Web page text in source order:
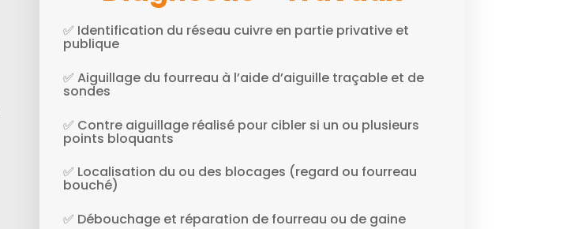
✅ Identification du réseau cuivre en partie privative et
publique
✅ Aiguillage du fourreau à l’aide d’aiguille traçable et de
sondes
✅ Contre aiguillage réalisé pour cibler si un ou plusieurs
points bloquants
✅ Localisation du ou des blocages (regard ou fourreau
bouché)
✅ Débouchage et réparation de fourreau ou de gaine